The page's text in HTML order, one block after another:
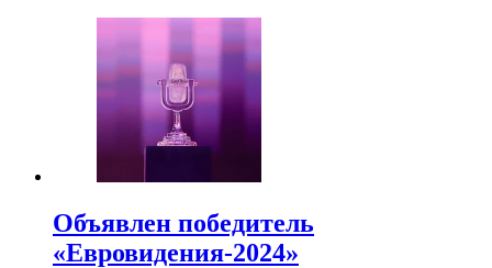
Объявлен победитель
«Евровидения-2024»